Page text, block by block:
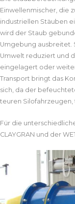
Einwellenmischer, die
industriellen Stäuben
wird der Staub
Umgebung ausbreitet.
Umwelt reduziert und
eingelagert oder
Transport bringt das
sich, da der
teuren
Für die
CLAYGRAN und der